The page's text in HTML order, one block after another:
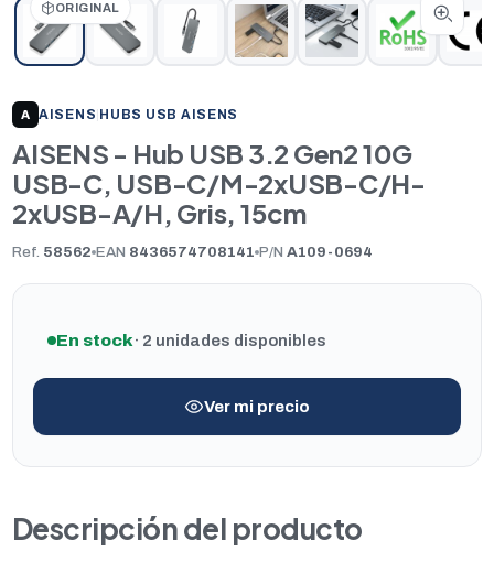
ORIGINAL
A AISENS HUBS USB AISENS
AISENS - Hub USB 3.2 Gen2 10G
USB-C, USB-C/M-2xUSB-C/H-
2xUSB-A/H, Gris, 15cm
Ref. 58562 EAN 8436574708141 P/N A109-0694
En stock· 2 unidades disponibles
Ver mi precio
Descripción del producto